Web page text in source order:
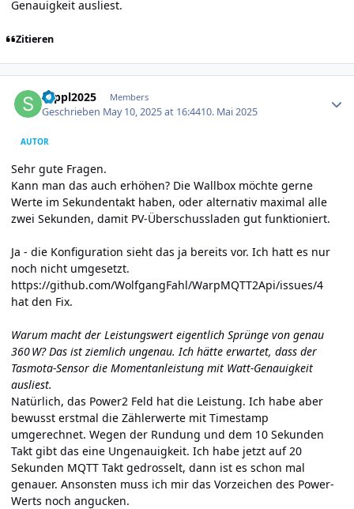
Genauigkeit ausliest.
Zitieren
seppl2025 Members
Geschrieben May 10, 2025 at 16:4410. Mai 2025
AUTOR
Sehr gute Fragen.
Kann man das auch erhöhen? Die Wallbox möchte gerne
Werte im Sekundentakt haben, oder alternativ maximal alle
zwei Sekunden, damit PV-Überschussladen gut funktioniert.
Ja - die Konfiguration sieht das ja bereits vor. Ich hatt es nur
noch nicht umgesetzt.
https://github.com/WolfgangFahl/WarpMQTT2Api/issues/4
hat den Fix.
Warum macht der Leistungswert eigentlich Sprünge von genau
360 W? Das ist ziemlich ungenau. Ich hätte erwartet, dass der
Tasmota-Sensor die Momentanleistung mit Watt-Genauigkeit
ausliest.
Natürlich, das Power2 Feld hat die Leistung. Ich habe aber
bewusst erstmal die Zählerwerte mit Timestamp
umgerechnet. Wegen der Rundung und dem 10 Sekunden
Takt gibt das eine Ungenauigkeit. Ich habe jetzt auf 20
Sekunden MQTT Takt gedrosselt, dann ist es schon mal
genauer. Ansonsten muss ich mir das Vorzeichen des Power-
Werts noch angucken.